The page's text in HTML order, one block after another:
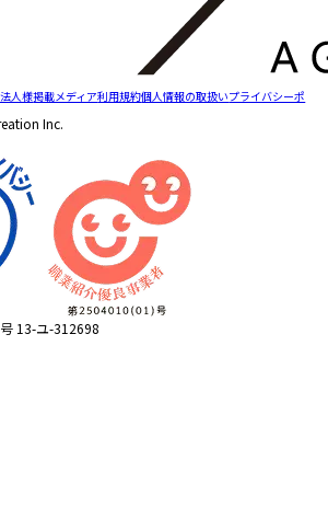
人様掲載メディア利用規約個人情報の取扱いプライバシーポ
Inc.
13-ユ-312698